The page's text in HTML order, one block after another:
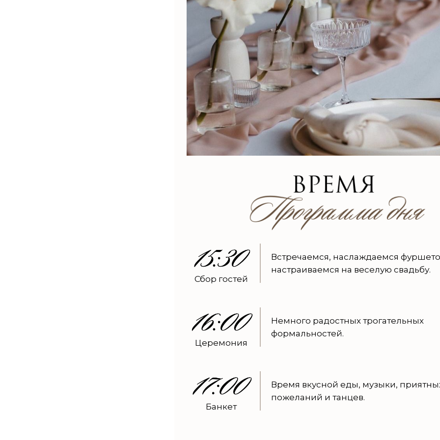
Встречаемся, наслаждаемся
настраиваемся на веселую свадьбу.
Сбор гостей
Немного радостных трогательных
формальностей.
Церемония
Время вкусной еды, музыки,
пожеланий и танцев.
Банкет